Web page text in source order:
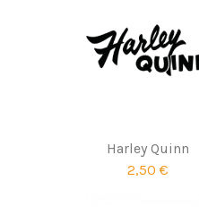
Harley Quinn
2,50 €